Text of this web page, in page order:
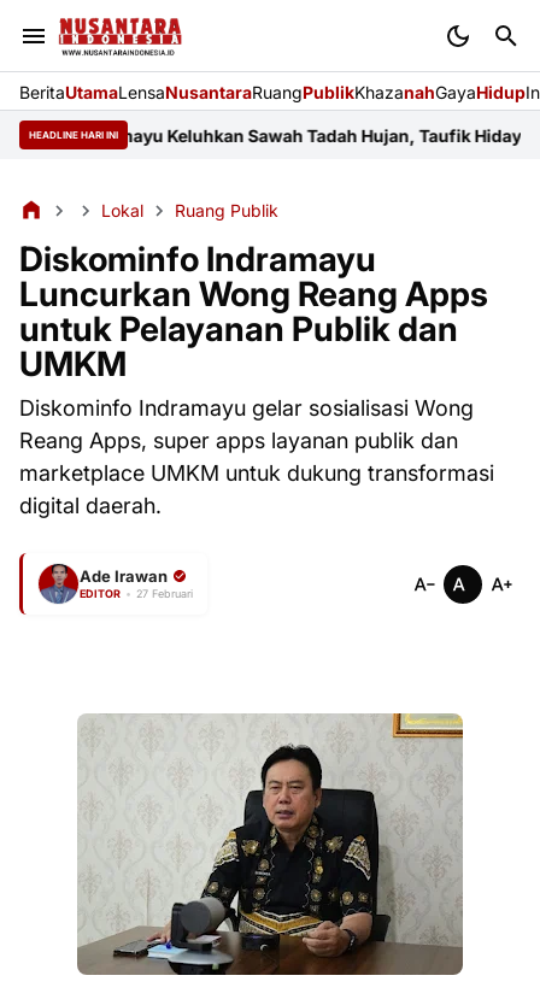
BeritaUtamaLensaNusantaraRuangPublikKhazanahGayaHidup
HEADLINE HARI INI
Indramayu Keluhkan Sawah Tadah Hujan, Taufik Hidayat Janji
Lokal Ruang Publik
Diskominfo Indramayu
Luncurkan Wong Reang Apps
untuk Pelayanan Publik dan
UMKM
Diskominfo Indramayu gelar sosialisasi Wong
Reang Apps, super apps layanan publik dan
marketplace UMKM untuk dukung transformasi
digital daerah.
Ade Irawan
EDITOR • 27 Februari